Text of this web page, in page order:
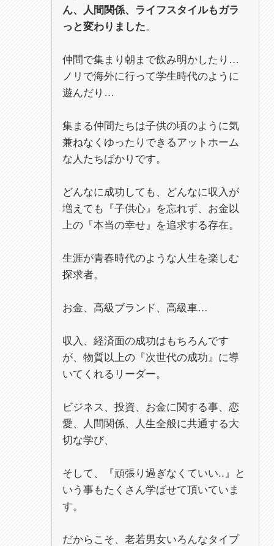
ん、人間関係、ライフスタイルもガラ
っと変わりました。
仲間で集まり朝まで飲み明かしたり…
ノリで海外に行って学生時代のように
遊んだり…
集まる仲間たちは子供の頃のように気
兼ねなくゆったりできるアットホーム
な人たちばかりです。
どんなに成功しても、どんなに収入が
増えても『子供心』を忘れず、お金以
上の『本当の幸せ』を追求する存在。
生涯が青春時代のような人生を楽しむ
探求者。
お金、高級ブランド、高級車…
収入、経済面の成功はもちろんです
が、物質以上の『次世代の成功』に導
いてくれるリーダー。
ビジネス、投資、お金に関する事、恋
愛、人間関係、人生全般に共通する大
切な学び、
そして、『頑張り過ぎなくていい..』と
いう事もたくさん学ばせて頂いていま
す。
だからこそ、老若男女いろんなタイプ